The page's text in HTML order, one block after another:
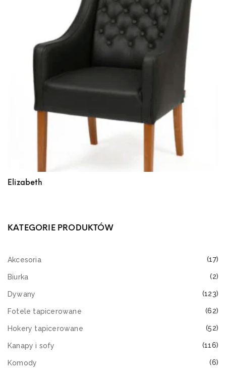
Elizabeth
KATEGORIE PRODUKTÓW
Akcesoria (17)
Biurka (2)
Dywany (123)
Fotele tapicerowane (62)
Hokery tapicerowane (52)
Kanapy i sofy (116)
Komody (6)